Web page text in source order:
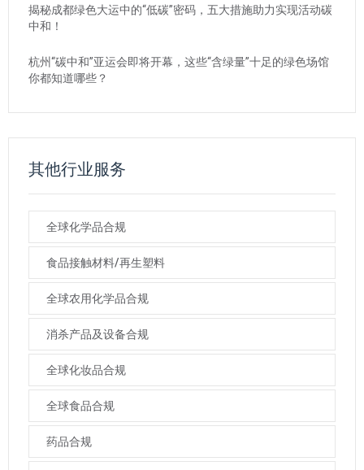
揭秘成都绿色大运中的“低碳”密码，五大措施助力实现活动碳
中和！
杭州“碳中和”亚运会即将开幕，这些“含绿量”十足的绿色场馆
你都知道哪些？
其他行业服务
全球化学品合规
食品接触材料/再生塑料
全球农用化学品合规
消杀产品及设备合规
全球化妆品合规
全球食品合规
药品合规